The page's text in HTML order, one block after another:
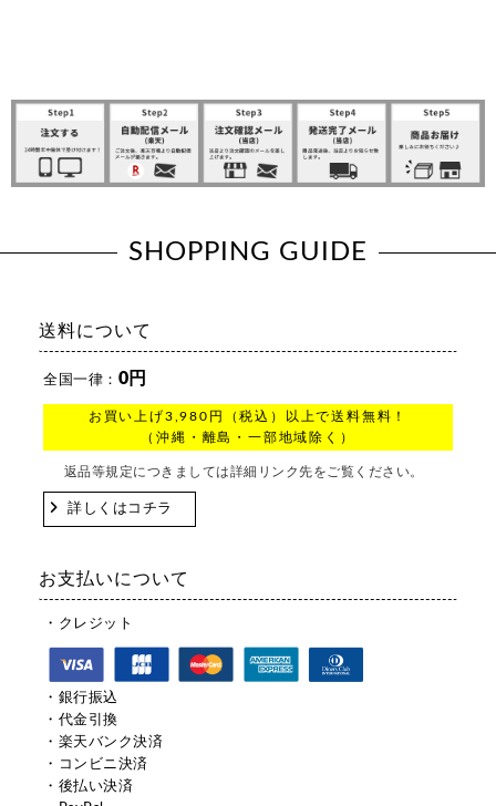
SHOPPING GUIDE
送料について
全国一律： 0円
お買い上げ3,980円（税込）以上で送料無料！
（沖縄・離島・一部地域除く）
返品等規定につきましては詳細リンク先をご覧ください。
詳しくはコチラ
お支払いについて
・クレジット
・銀行振込
・代金引換
・楽天バンク決済
・コンビニ決済
・後払い決済